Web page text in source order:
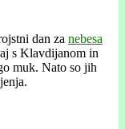
dan za nebesa
s Klavdijanom in
muk. Nato so jih